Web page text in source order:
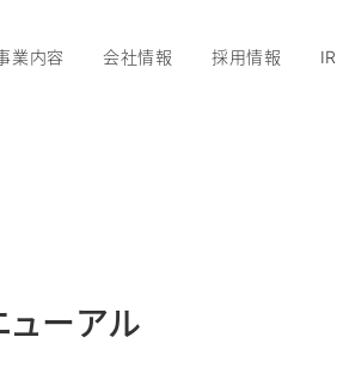
業内容 会社情報 採用情報 IR
ューアル